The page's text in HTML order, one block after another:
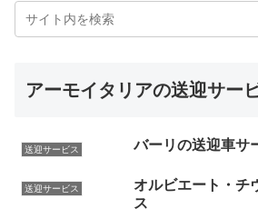
アーモイタリアの送迎サー
送迎サービス バーリの送迎車サ
送迎サービス
オルビエート・チ
ス